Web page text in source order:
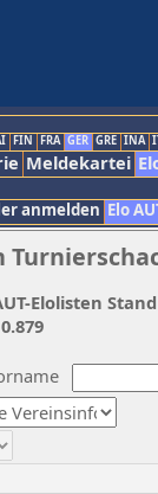
FIN FRA GER GRE INA
Meldekartei
anmelden Elo
Elolisten